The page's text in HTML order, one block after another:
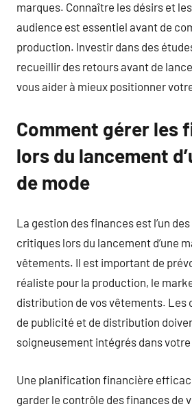
marques. Connaître les désirs et
audience est essentiel avant de
production. Investir dans des
recueillir des retours avant de
vous aider à mieux positionner
Comment gérer les
lors du lancement
de mode
La gestion des finances est l’un
critiques lors du lancement d’une
vêtements. Il est important de
réaliste pour la production, le
distribution de vos vêtements. Les
de publicité et de distribution
soigneusement intégrés dans
Une planification financière
garder le contrôle des finances de